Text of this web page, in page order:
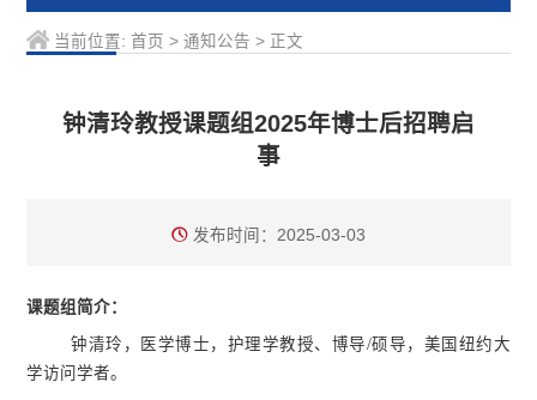
当前位置: 首页 > 通知公告 > 正文
钟清玲教授课题组2025年博士后招聘启
事
发布时间：2025-03-03
课题组简介：
钟清玲，医学博士，护理学教授、博导/硕导，美国纽约大
学访问学者。